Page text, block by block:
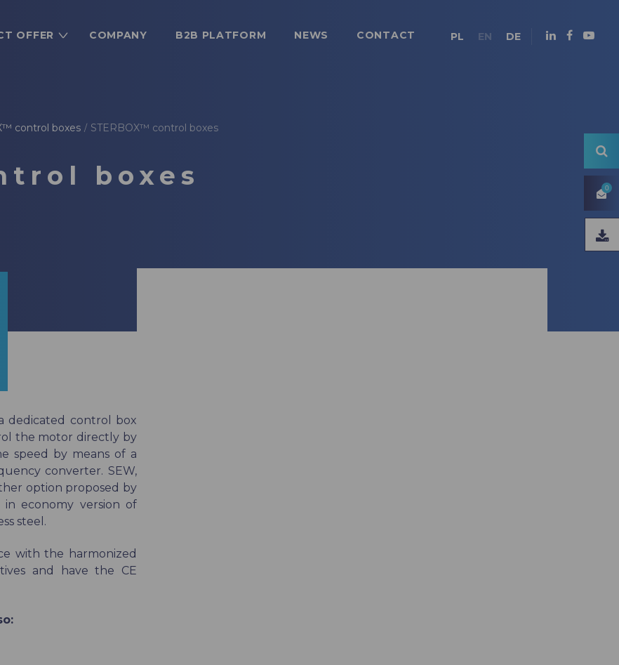
PL EN DE
0
OFFER COMPANY B2B PLATFORM NEWS CONTACT
control boxes / STERBOX™ control boxes
boxes
dedicated control box
the motor directly by
speed by means of a
converter. SEW,
option proposed by
economy version of
steel.
with the harmonized
and have the CE